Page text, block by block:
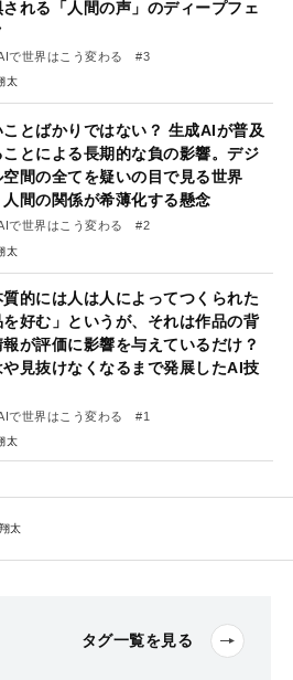
される「人間の声」のディープフェ
で世界はこう変わる #3
太
ことばかりではない？ 生成AIが普及
ことによる長期的な負の影響。デジ
空間の全てを疑いの目で見る世界
人間の関係が希薄化する懸念
で世界はこう変わる #2
太
質的には人は人によってつくられた
を好む」というが、それは作品の背
報が評価に影響を与えているだけ？
や見抜けなくなるまで発展したAI技
で世界はこう変わる #1
太
太
タグ一覧を見る